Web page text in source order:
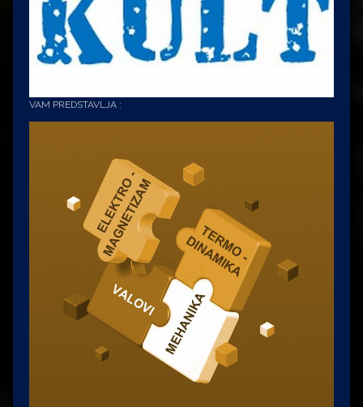
VAM PREDSTAVLJA :